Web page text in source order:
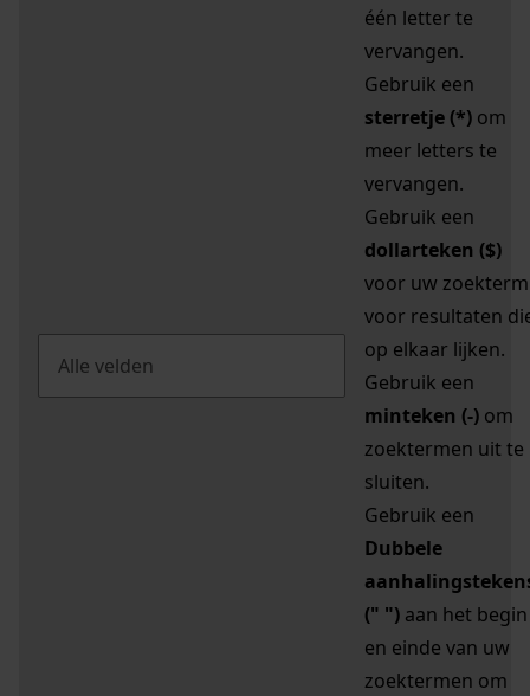
één letter te
vervangen.
Gebruik een
sterretje (*) om
meer letters te
vervangen.
Gebruik een
dollarteken ($)
voor uw zoekterm
voor resultaten
op elkaar lijken.
Gebruik een
minteken (-) om
zoektermen uit te
sluiten.
Gebruik een
Dubbele
(" ") aan het begin
en einde van uw
zoektermen om